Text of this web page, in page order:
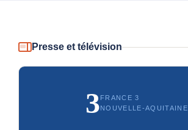
Presse et télévision
3FRANCE 3
NOUVELLE-AQUITAINE